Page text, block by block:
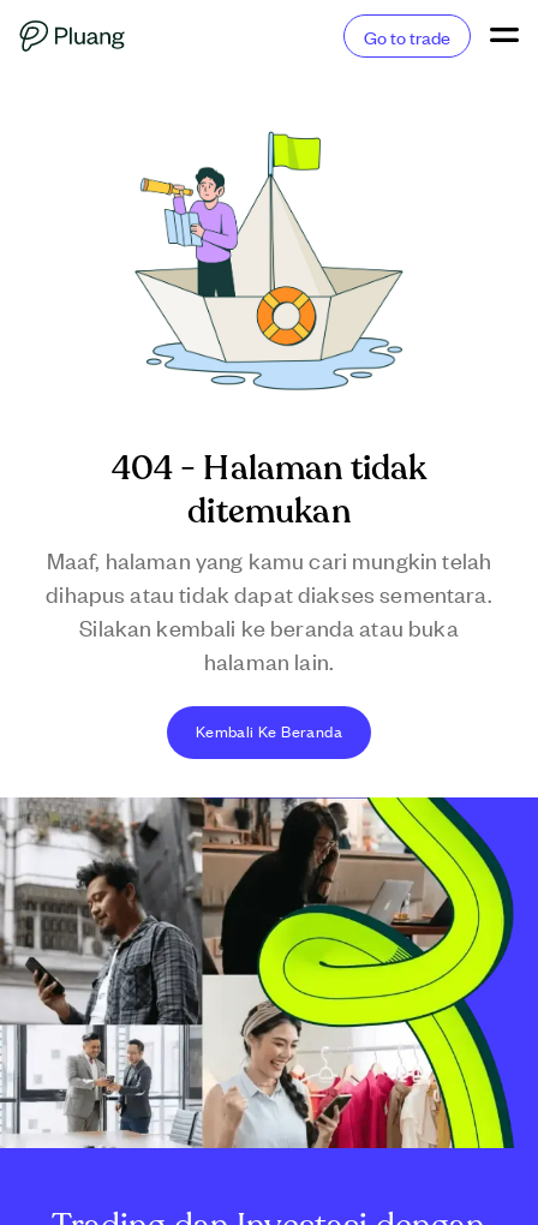
Go to trade
404 - Halaman tidak
ditemukan
Maaf, halaman yang kamu cari mungkin telah
dihapus atau tidak dapat diakses sementara.
Silakan kembali ke beranda atau buka
halaman lain.
Kembali Ke Beranda